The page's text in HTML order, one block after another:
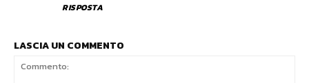
RISPOSTA
LASCIA UN COMMENTO